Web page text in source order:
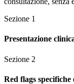
Sezione 1
Presentazione
Sezione 2
Red flags